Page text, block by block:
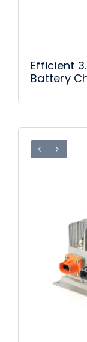
Efficient
Battery